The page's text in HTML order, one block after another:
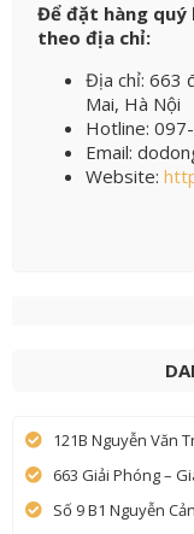
Để đặt hàng quý
theo địa chỉ:
Địa chỉ: 663
Mai, Hà Nội
Hotline:
Email:
Website:
121B Nguyễn Văn
663 Giải Phóng –
Số 9 B1 Nguyễn